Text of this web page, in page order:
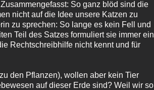
So ganz blöd sind die
nicht auf die Idee unsere Katzen zu
zu sprechen: So lange es kein Fell und
Teil des Satzes formuliert sie immer ein
Rechtschreibhilfe nicht kennt und für
den Pflanzen), wollen aber kein Tier
auf dieser Erde sind? Weil wir so